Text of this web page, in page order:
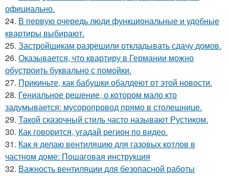
официально.
24. В первую очередь люди функциональные и удобные
квартиры выбирают.
25. Застройщикам разрешили откладывать сдачу домов.
26. Оказывается, что квартиру в Германии можно
обустроить буквально с помойки.
27. Прикиньте, как бабушки обалдеют от этой новости.
28. Гениальное решение, о котором мало кто
задумывается: мусоропровод прямо в столешнице.
29. Такой сказочный стиль часто называют Рустиком.
30. Как говорится, угадай регион по видео.
31. Как я делаю вентиляцию для газовых котлов в
частном доме: Пошаговая инструкция
32. Важность вентиляции для безопасной работы